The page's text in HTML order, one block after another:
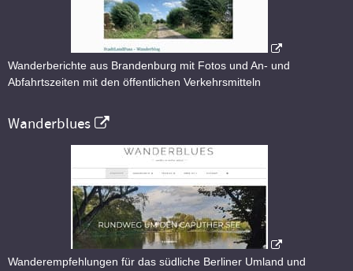
Wanderberichte aus Brandenburg mit Fotos und An- und
Abfahrtszeiten mit den öffentlichen Verkehrsmitteln
Wanderblues
Wanderempfehlungen für das südliche Berliner Umland und